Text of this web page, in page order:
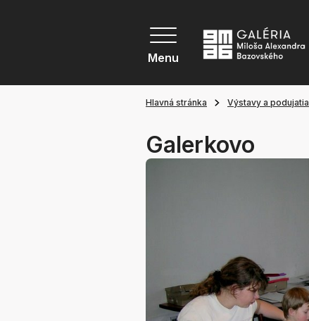
Menu
Hlavná stránka Výstavy a podujatia
Galerkovo